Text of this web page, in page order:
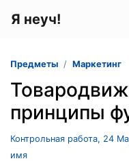
Я неуч!
Предметы Маркетинг
принципы
Контрольная работа, 24
имя